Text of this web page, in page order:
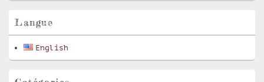
pour
latérale
Langue
English